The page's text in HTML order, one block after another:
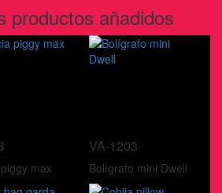
productos añadidos
max
VA-1203
Bolígrafo mini Dwell